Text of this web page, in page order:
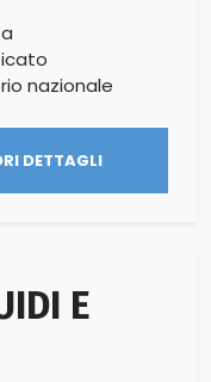
nazionale
DETTAGLI
E